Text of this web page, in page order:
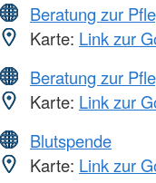
Beratung zur
Karte: Link zur
Beratung zur
Karte: Link zur
Blutspende
Karte: Link zur